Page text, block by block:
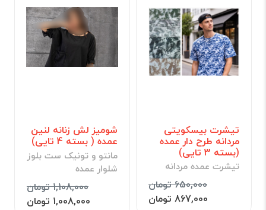
تیشرت بیسکویتی
مردانه طرح دار عمده
(بسته 3 تایی)
تیشرت عمده مردانه
650,000 تومان
867,000 تومان
شومیز لش زنانه لنین
عمده ( بسته 4 تایی)
مانتو و تونیک ست بلوز
شلوار عمده
1,108,000 تومان
1,008,000 تومان